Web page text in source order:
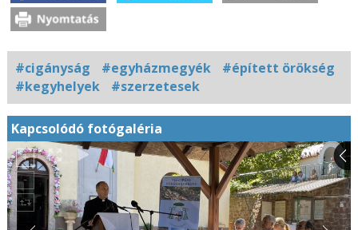
#cigányság #egyházmegyék
#épített örökség
#kegyhelyek
#szerzetesek
Kapcsolódó fotógaléria